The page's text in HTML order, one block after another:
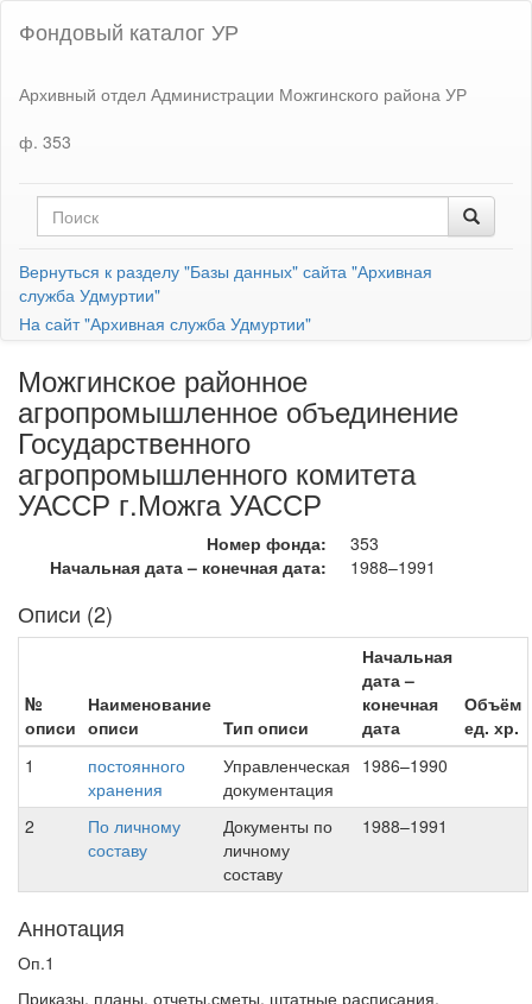
Фондовый каталог УР
Архивный отдел Администрации Можгинского района УР
ф. 353
Вернуться к разделу "Базы данных" сайта "Архивная
служба Удмуртии"
На сайт "Архивная служба Удмуртии"
Можгинское районное
агропромышленное объединение
Государственного
агропромышленного комитета
УАССР г.Можга УАССР
Номер фонда:
353
Начальная дата – конечная дата:
1988–1991
Описи (2)
№
описи
Наименование
описи
Тип описи
Начальная
дата –
конечная
дата
Объём
ед. хр.
1
постоянного
хранения
Управленческая
документация
1986–1990
2
По личному
составу
Документы по
личному
составу
1988–1991
Аннотация
Оп.1
Приказы, планы, отчеты,сметы, штатные расписания,